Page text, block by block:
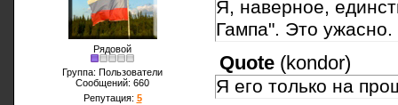
Рядовой
Группа: Пользователи
Сообщений: 660
Репутация: 5
Я, наверное,
Гампа". Это ужасно.
Quote (kondor)
Я его только на